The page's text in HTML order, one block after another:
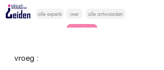
alle experts over alle antwoorden
vragen lessen
vroeg :